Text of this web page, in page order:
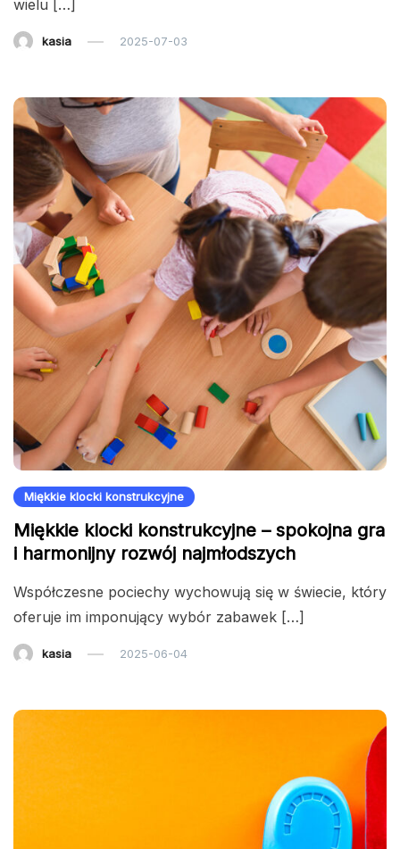
wielu […]
kasia 2025-07-03
Miękkie klocki konstrukcyjne
Miękkie klocki konstrukcyjne – spokojna gra
i harmonijny rozwój najmłodszych
Współczesne pociechy wychowują się w świecie, który
oferuje im imponujący wybór zabawek […]
kasia 2025-06-04